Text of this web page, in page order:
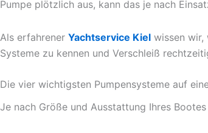
Pumpe plötzlich aus, kann das je nach
Als erfahrener Yachtservice Kiel wissen wir,
Systeme zu kennen und Verschleiß
Die vier wichtigsten Pumpensysteme auf
Je nach Größe und Ausstattung Ihres